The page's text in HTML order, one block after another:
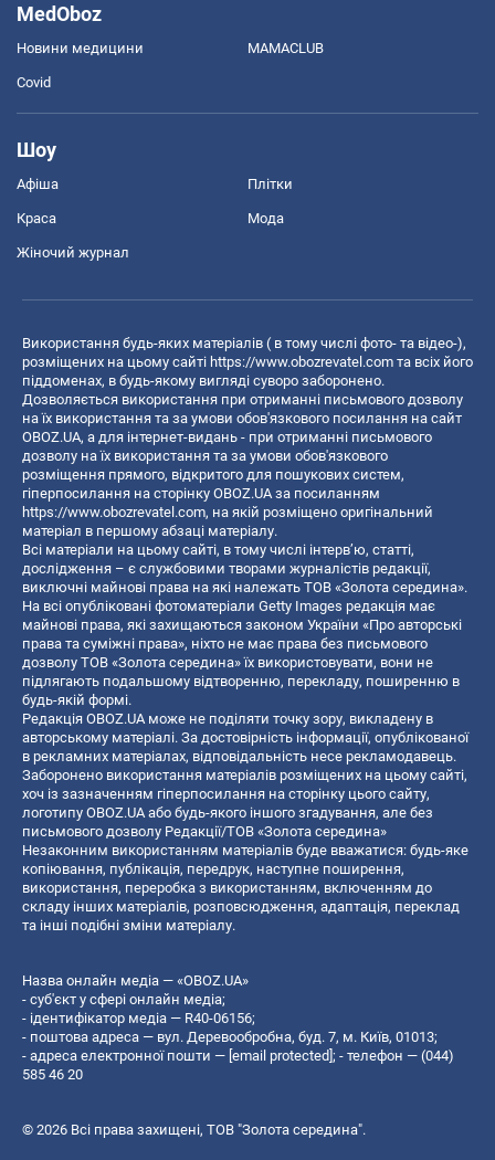
MedOboz
Новини медицини MAMACLUB
Covid
Шоу
Афіша Плітки
Краса Мода
Жіночий журнал
Використання будь-яких матеріалів ( в тому числі фото- та відео-),
розміщених на цьому сайті https://www.obozrevatel.com та всіх його
піддоменах, в будь-якому вигляді суворо заборонено.
Дозволяється використання при отриманні письмового дозволу
на їх використання та за умови обов'язкового посилання на сайт
OBOZ.UA, а для інтернет-видань - при отриманні письмового
дозволу на їх використання та за умови обов'язкового
розміщення прямого, відкритого для пошукових систем,
гіперпосилання на сторінку OBOZ.UA за посиланням
https://www.obozrevatel.com, на якій розміщено оригінальний
матеріал в першому абзаці матеріалу.
Всі матеріали на цьому сайті, в тому числі інтерв’ю, статті,
дослідження – є службовими творами журналістів редакції,
виключні майнові права на які належать ТОВ «Золота середина».
На всі опубліковані фотоматеріали Getty Images редакція має
майнові права, які захищаються законом України «Про авторські
права та суміжні права», ніхто не має права без письмового
дозволу ТОВ «Золота середина» їх використовувати, вони не
підлягають подальшому відтворенню, перекладу, поширенню в
будь-якій формі.
Редакція OBOZ.UA може не поділяти точку зору, викладену в
авторському матеріалі. За достовірність інформації, опублікованої
в рекламних матеріалах, відповідальність несе рекламодавець.
Заборонено використання матеріалів розміщених на цьому сайті,
хоч із зазначенням гіперпосилання на сторінку цього сайту,
логотипу OBOZ.UA або будь-якого іншого згадування, але без
письмового дозволу Редакції/ТОВ «Золота середина»
Незаконним використанням матеріалів буде вважатися: будь-яке
копiювання, публiкацiя, передрук, наступне поширення,
використання, переробка з використанням, включенням до
складу інших матеріалів, розповсюдження, адаптація, переклад
та інші подібні зміни матеріалу.
Назва онлайн медіа — «OBOZ.UA»
- суб'єкт у сфері онлайн медіа;
- ідентифікатор медіа — R40-06156;
- поштова адреса — вул. Деревообробна, буд. 7, м. Київ, 01013;
- адреса електронної пошти — [email protected]; - телефон — (044)
585 46 20
© 2026 Всі права захищені, ТОВ "Золота середина".